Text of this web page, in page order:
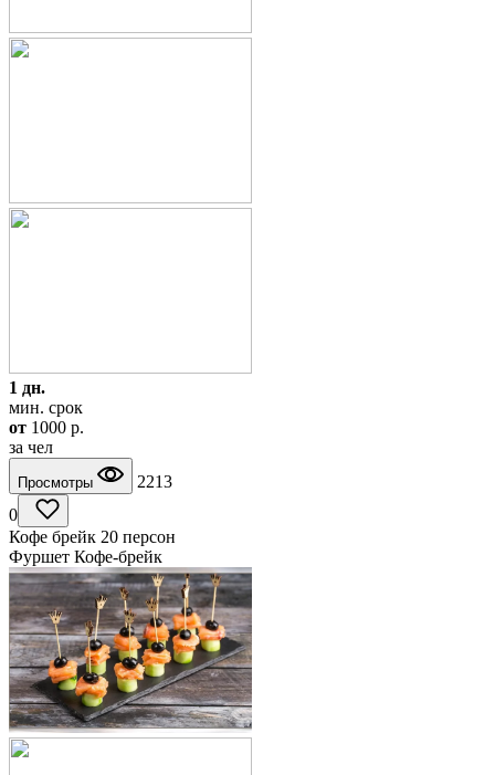
1 дн.
мин. срок
от 1000 p.
за чел
Просмотры
2213
0
Кофе брейк 20 персон
Фуршет Кофе-брейк